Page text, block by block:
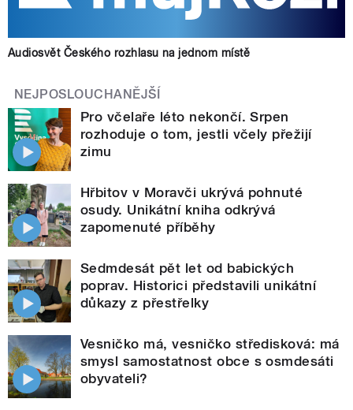
Audiosvět Českého rozhlasu na jednom místě
NEJPOSLOUCHANĚJŠÍ
Pro včelaře léto nekončí. Srpen
rozhoduje o tom, jestli včely přežijí
zimu
Hřbitov v Moravči ukrývá pohnuté
osudy. Unikátní kniha odkrývá
zapomenuté příběhy
Sedmdesát pět let od babických
poprav. Historici představili unikátní
důkazy z přestřelky
Vesničko má, vesničko středisková: má
smysl samostatnost obce s osmdesáti
obyvateli?